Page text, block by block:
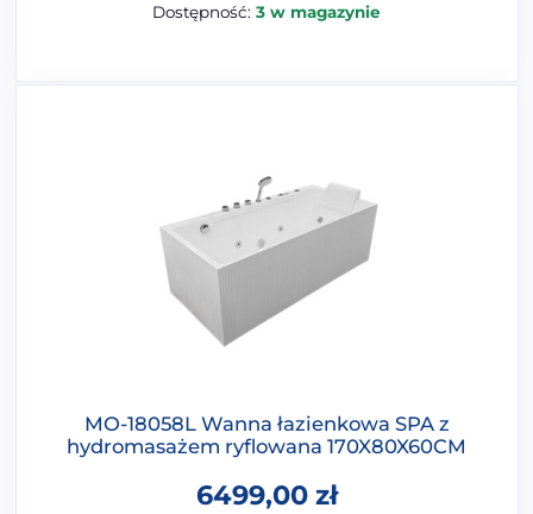
Dostępność: 3 w magazynie
MO-18058L Wanna łazienkowa SPA z
hydromasażem ryflowana 170X80X60CM
6499,00 zł